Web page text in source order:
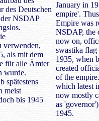
des Deutschen
NSDAP
verwenden,
als mit dem
für alle Ämter
wurde.
spätestens
meist
bis 1945
January in
empire'.
Empire was
NSDAP, the
now on,
swastika
1935, when
created
of the
which latest
now mostly
as
1945.